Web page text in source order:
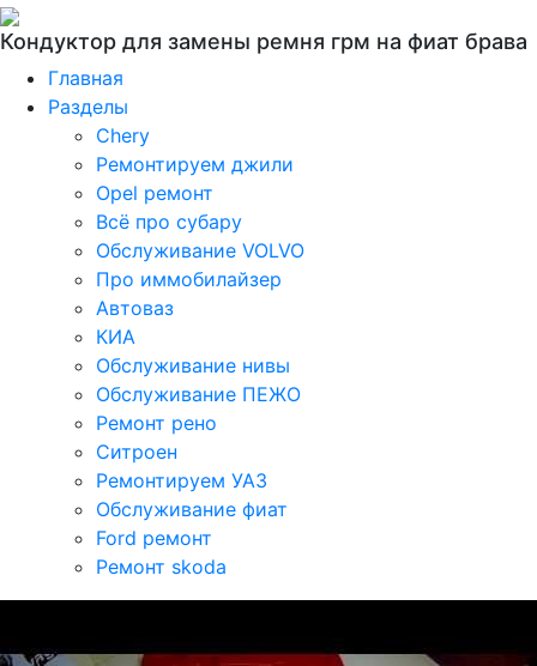
Кондуктор для замены ремня грм на фиат брава
Главная
Разделы
Chery
Ремонтируем джили
Opel ремонт
Всё про субару
Обслуживание VOLVO
Про иммобилайзер
Автоваз
КИА
Обслуживание нивы
Обслуживание ПЕЖО
Ремонт рено
Ситроен
Ремонтируем УАЗ
Обслуживание фиат
Ford ремонт
Ремонт skoda